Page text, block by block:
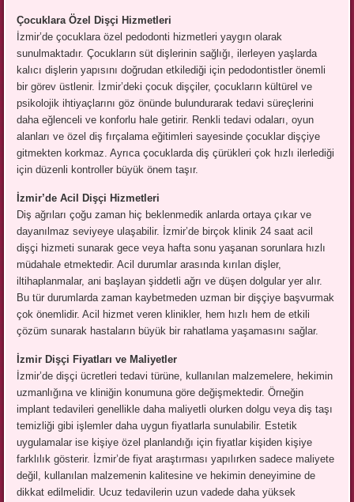
Çocuklara Özel Dişçi Hizmetleri
İzmir’de çocuklara özel pedodonti hizmetleri yaygın olarak
sunulmaktadır. Çocukların süt dişlerinin sağlığı, ilerleyen yaşlarda
kalıcı dişlerin yapısını doğrudan etkilediği için pedodontistler önemli
bir görev üstlenir. İzmir’deki çocuk dişçiler, çocukların kültürel ve
psikolojik ihtiyaçlarını göz önünde bulundurarak tedavi süreçlerini
daha eğlenceli ve konforlu hale getirir. Renkli tedavi odaları, oyun
alanları ve özel diş fırçalama eğitimleri sayesinde çocuklar dişçiye
gitmekten korkmaz. Ayrıca çocuklarda diş çürükleri çok hızlı ilerlediği
için düzenli kontroller büyük önem taşır.
İzmir’de Acil Dişçi Hizmetleri
Diş ağrıları çoğu zaman hiç beklenmedik anlarda ortaya çıkar ve
dayanılmaz seviyeye ulaşabilir. İzmir’de birçok klinik 24 saat acil
dişçi hizmeti sunarak gece veya hafta sonu yaşanan sorunlara hızlı
müdahale etmektedir. Acil durumlar arasında kırılan dişler,
iltihaplanmalar, ani başlayan şiddetli ağrı ve düşen dolgular yer alır.
Bu tür durumlarda zaman kaybetmeden uzman bir dişçiye başvurmak
çok önemlidir. Acil hizmet veren klinikler, hem hızlı hem de etkili
çözüm sunarak hastaların büyük bir rahatlama yaşamasını sağlar.
İzmir Dişçi Fiyatları ve Maliyetler
İzmir’de dişçi ücretleri tedavi türüne, kullanılan malzemelere, hekimin
uzmanlığına ve kliniğin konumuna göre değişmektedir. Örneğin
implant tedavileri genellikle daha maliyetli olurken dolgu veya diş taşı
temizliği gibi işlemler daha uygun fiyatlarla sunulabilir. Estetik
uygulamalar ise kişiye özel planlandığı için fiyatlar kişiden kişiye
farklılık gösterir. İzmir’de fiyat araştırması yapılırken sadece maliyete
değil, kullanılan malzemenin kalitesine ve hekimin deneyimine de
dikkat edilmelidir. Ucuz tedavilerin uzun vadede daha yüksek